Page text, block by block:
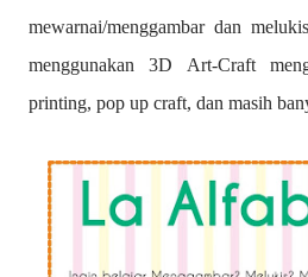
mewarnai/menggambar dan
menggunakan 3D Art-Craft
printing, pop up craft, dan masih